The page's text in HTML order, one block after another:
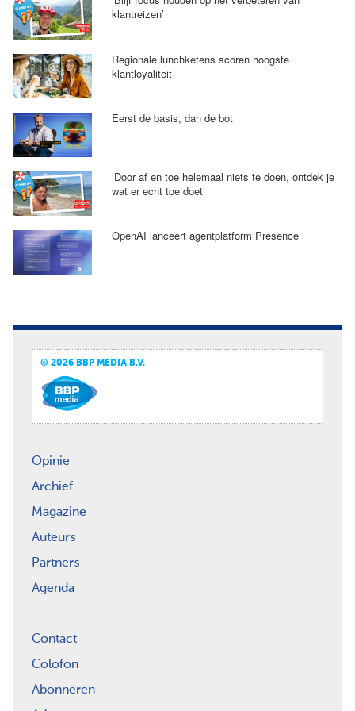
klantreizen’
Regionale lunchketens scoren hoogste
klantloyaliteit
Eerst de basis, dan de bot
‘Door af en toe helemaal niets te doen, ontdek je
wat er echt toe doet’
OpenAI lanceert agentplatform Presence
© 2026 BBP MEDIA B.V.
Opinie
Archief
Magazine
Auteurs
Partners
Agenda
Contact
Colofon
Abonneren